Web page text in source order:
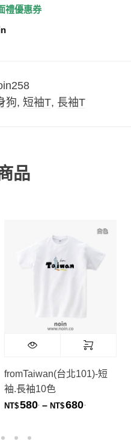
禮優惠券
狗, 短袖T, 長袖T
品
NT$580. 到 NT$680.
fromTaiwan(台北101)-短
袖.長袖10色
NT$580 – NT$680